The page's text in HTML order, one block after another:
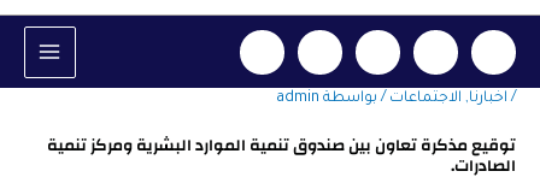
/ اخبارنا, الاجتماعات / بواسطة admin
توقيع مذكرة تعاون بين صندوق تنمية الموارد البشرية ومركز تنمية
الصادرات.